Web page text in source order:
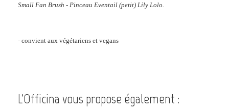
Small Fan Brush - Pinceau Eventail (petit) Lily Lolo.
- convient aux végétariens et vegans
L'Officina vous propose également :